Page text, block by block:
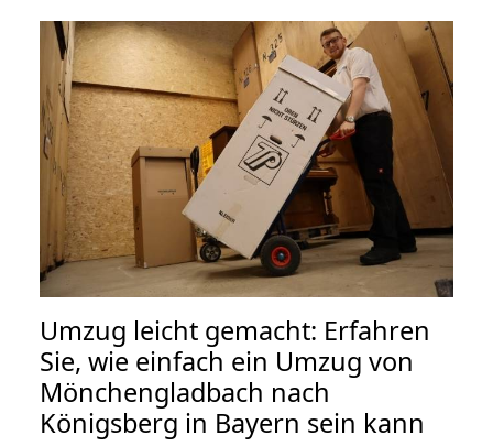
Umzug leicht gemacht: Erfahren
Sie, wie einfach ein Umzug von
Mönchengladbach nach
Königsberg in Bayern sein kann